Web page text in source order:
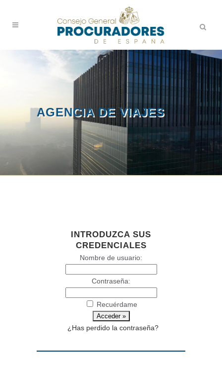
AGENCIA DE VIAJES
INTRODUZCA SUS
CREDENCIALES
Nombre de usuario:
Contraseña:
Recuérdame
¿Has perdido la contraseña?